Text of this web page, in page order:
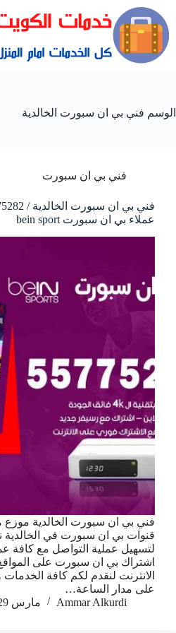
الوسم فني بي ان سبورت الخالدية
فني بي ان سبورت
عملاء بي ان سبورت bein sport
فني بي ان سبورت الخالدية موزع
قنوات بي ان سبورت في الخالدية
لتسهيل عملية التواصل مع كافة
اشتراك بي ان سبورت على المواقع
الانترنت لنقدم لكم كافة
على مدار الساعة…
Ammar Alkurdi
مارس 29, 2021